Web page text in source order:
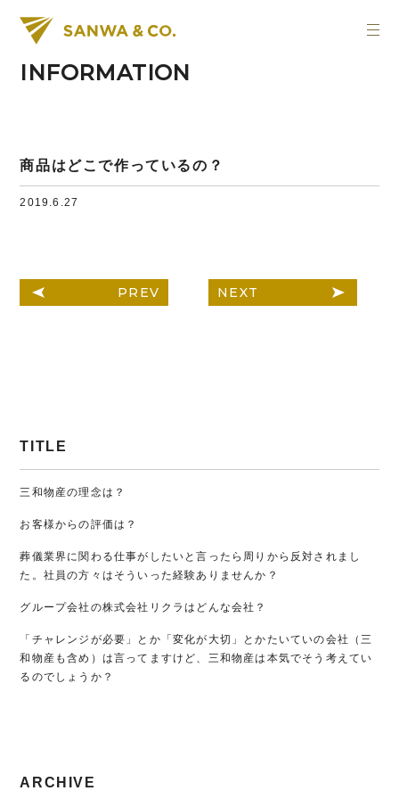
INFORMATION
商品はどこで作っているの？
2019.6.27
PREV NEXT
TITLE
三和物産の理念は？
お客様からの評価は？
葬儀業界に関わる仕事がしたいと言ったら周りから反対されまし
た。社員の方々はそういった経験ありませんか？
グループ会社の株式会社リクラはどんな会社？
「チャレンジが必要」とか「変化が大切」とかたいていの会社（三
和物産も含め）は言ってますけど、三和物産は本気でそう考えてい
るのでしょうか？
ARCHIVE